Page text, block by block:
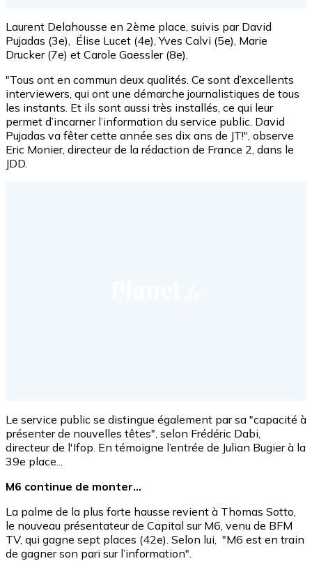
Laurent Delahousse en 2ème place, suivis par David
Pujadas (3e), Élise Lucet (4e), Yves Calvi (5e), Marie
Drucker (7e) et Carole Gaessler (8e).
"Tous ont en commun deux qualités. Ce sont d’excellents
interviewers, qui ont une démarche journalistiques de tous
les instants. Et ils sont aussi très installés, ce qui leur
permet d’incarner l’information du service public. David
Pujadas va fêter cette année ses dix ans de JT!", observe
Eric Monier, directeur de la rédaction de France 2, dans le
JDD.
Le service public se distingue également par sa "capacité à
présenter de nouvelles têtes", selon Frédéric Dabi,
directeur de l'Ifop. En témoigne l’entrée de Julian Bugier à la
39e place...
M6 continue de monter...
La palme de la plus forte hausse revient à Thomas Sotto,
le nouveau présentateur de Capital sur M6, venu de BFM
TV, qui gagne sept places (42e). Selon lui, "M6 est en train
de gagner son pari sur l’information".